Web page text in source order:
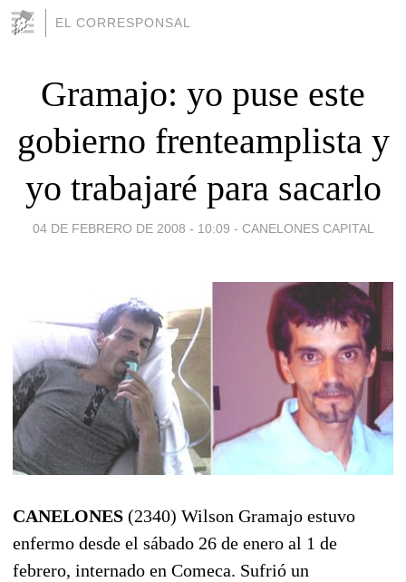
EL CORRESPONSAL
Gramajo: yo puse este
gobierno frenteamplista y
yo trabajaré para sacarlo
04 DE FEBRERO DE 2008 - 10:09 - CANELONES CAPITAL
CANELONES (2340) Wilson Gramajo estuvo
enfermo desde el sábado 26 de enero al 1 de
febrero, internado en Comeca. Sufrió un